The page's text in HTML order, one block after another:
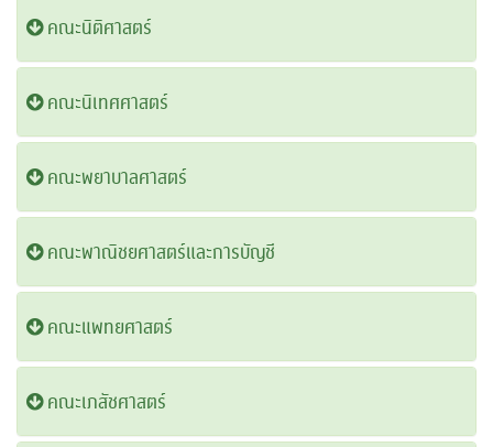
คณะนิติศาสตร์
คณะนิเทศศาสตร์
คณะพยาบาลศาสตร์
คณะพาณิชยศาสตร์และการบัญชี
คณะแพทยศาสตร์
คณะเภสัชศาสตร์